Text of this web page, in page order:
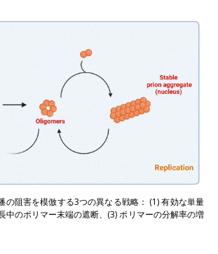
の阻害を模倣する3つの異なる戦略： (1) 有効な単量
中のポリマー末端の遮断、(3) ポリマーの分解率の増